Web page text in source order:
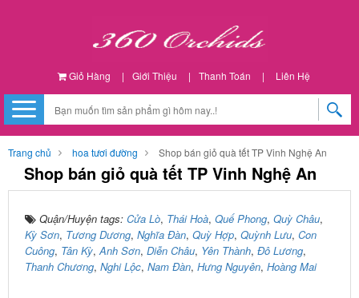
Giỏ Hàng | Giới Thiệu | Thanh Toán | Liên Hệ
Trang chủ hoa tươi đường Shop bán giỏ quà tết TP Vinh Nghệ An
Shop bán giỏ quà tết TP Vinh Nghệ An
Quận/Huyện tags: Cửa Lò, Thái Hoà, Quế Phong, Quỳ Châu,
Kỳ Sơn, Tương Dương, Nghĩa Đàn, Quỳ Hợp, Quỳnh Lưu, Con
Cuông, Tân Kỳ,Anh Sơn, Diễn Châu, Yên Thành, Đô Lương,
Thanh Chương, Nghi Lộc, Nam Đàn, Hưng Nguyên, Hoàng Mai